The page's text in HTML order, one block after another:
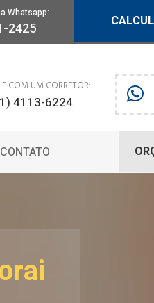
Whatsapp:
2425
COM UM CORRETOR:
4113-6224
CONTATO